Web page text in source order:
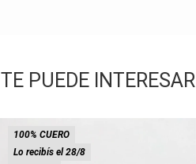
TE PUEDE INTERESAR
100% CUERO
Lo recibís el 28/8